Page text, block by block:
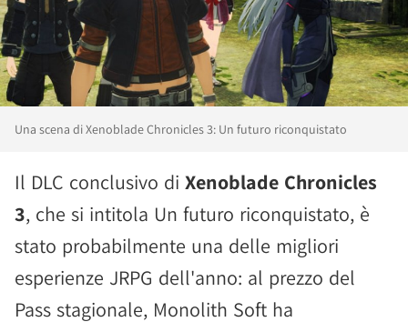
Una scena di Xenoblade Chronicles 3: Un futuro riconquistato
Il DLC conclusivo di Xenoblade Chronicles
3, che si intitola Un futuro riconquistato, è
stato probabilmente una delle migliori
esperienze JRPG dell'anno: al prezzo del
Pass stagionale, Monolith Soft ha